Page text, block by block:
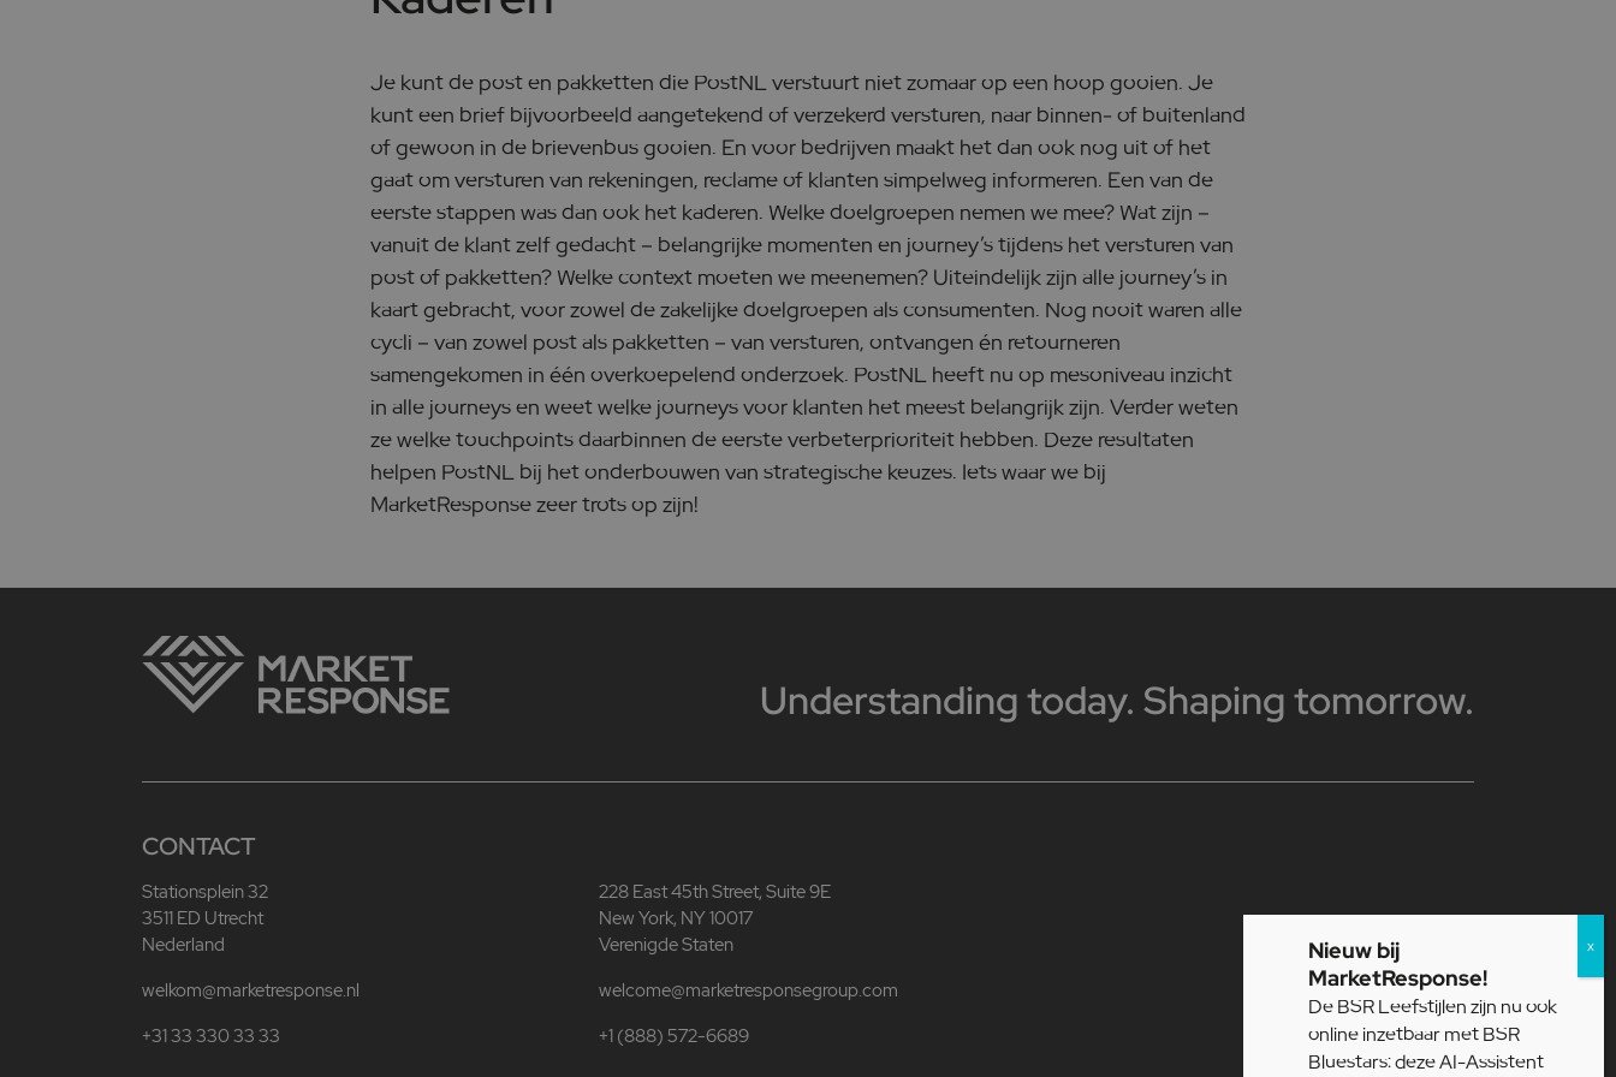
Je kunt de post en pakketten die PostNL verstuurt niet zomaar op een hoop gooien. Je
kunt een brief bijvoorbeeld aangetekend of verzekerd versturen, naar binnen- of buitenland
of gewoon in de brievenbus gooien. En voor bedrijven maakt het dan ook nog uit of het
gaat om versturen van rekeningen, reclame of klanten simpelweg informeren. Een van de
eerste stappen was dan ook het kaderen. Welke doelgroepen nemen we mee? Wat zijn –
vanuit de klant zelf gedacht – belangrijke momenten en journey’s tijdens het versturen van
post of pakketten? Welke context moeten we meenemen? Uiteindelijk zijn alle journey’s in
kaart gebracht, voor zowel de zakelijke doelgroepen als consumenten. Nog nooit waren alle
cycli – van zowel post als pakketten – van versturen, ontvangen én retourneren
samengekomen in één overkoepelend onderzoek. PostNL heeft nu op mesoniveau inzicht
in alle journeys en weet welke journeys voor klanten het meest belangrijk zijn. Verder weten
ze welke touchpoints daarbinnen de eerste verbeterprioriteit hebben. Deze resultaten
helpen PostNL bij het onderbouwen van strategische keuzes. Iets waar we bij
MarketResponse zeer trots op zijn!
Understanding today. Shaping tomorrow.
CONTACT
Stationsplein 32
3511 ED Utrecht
Nederland
welkom@marketresponse.nl
+31 33 330 33 33
228 East 45th Street, Suite 9E
New York, NY 10017
Verenigde Staten
welcome@marketresponsegroup.com
+1 (888) 572-6689
Nieuw bij
MarketResponse!
De BSR Leefstijlen zijn nu ook
online inzetbaar met BSR
Bluestars: deze AI-Assistent